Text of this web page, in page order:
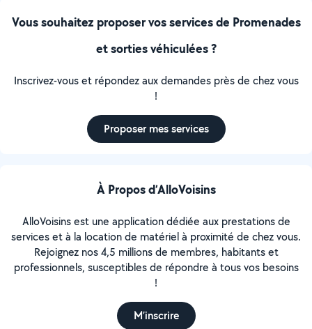
Vous souhaitez proposer vos services de Promenades
et sorties véhiculées ?
Inscrivez-vous et répondez aux demandes près de chez vous
!
Proposer mes services
À Propos d’AlloVoisins
AlloVoisins est une application dédiée aux prestations de
services et à la location de matériel à proximité de chez vous.
Rejoignez nos 4,5 millions de membres, habitants et
professionnels, susceptibles de répondre à tous vos besoins
!
M’inscrire